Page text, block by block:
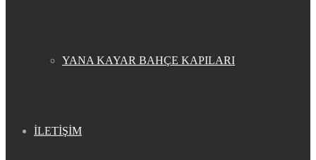
YANA KAYAR BAHÇE KAPILARI
İLETİŞİM